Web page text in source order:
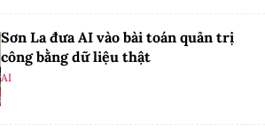
Sơn La đưa AI vào bài toán quản trị
công bằng dữ liệu thật
AI